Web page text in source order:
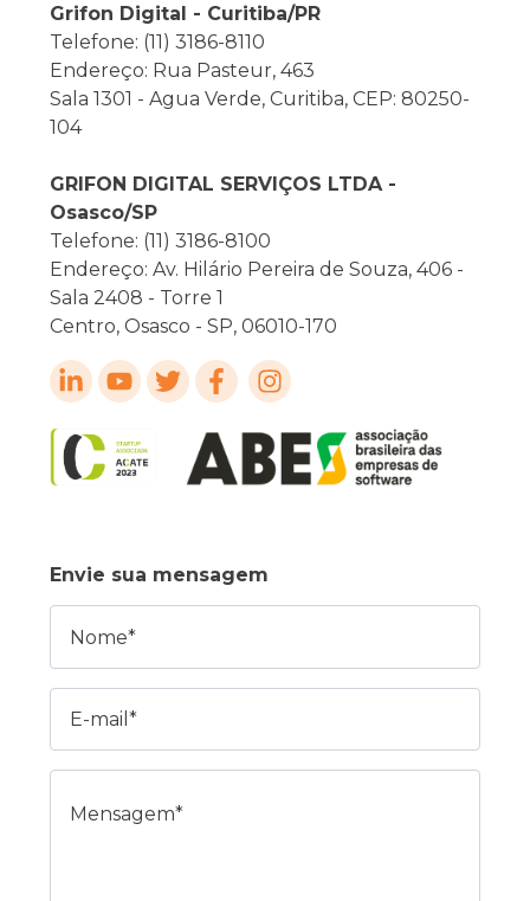
Grifon Digital - Curitiba/PR
Telefone: (11) 3186-8110
Endereço: Rua Pasteur, 463
Sala 1301 - Agua Verde, Curitiba, CEP: 80250-
104
GRIFON DIGITAL SERVIÇOS LTDA -
Osasco/SP
Telefone: (11) 3186-8100
Endereço: Av. Hilário Pereira de Souza, 406 -
Sala 2408 - Torre 1
Centro, Osasco - SP, 06010-170
Envie sua mensagem